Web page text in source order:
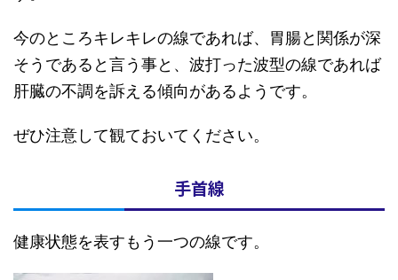
今のところキレキレの線であれば、胃腸と関係が深
そうであると言う事と、波打った波型の線であれば
肝臓の不調を訴える傾向があるようです。
ぜひ注意して観ておいてください。
手首線
健康状態を表すもう一つの線です。